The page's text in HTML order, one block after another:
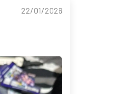
22/01/2026